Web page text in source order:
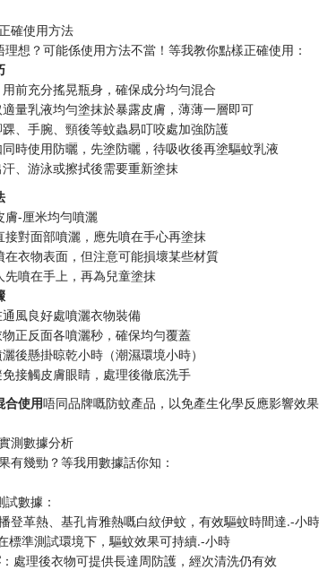
確使用方法
想？可能係使用方法不當！等我教你點樣正確使用：
用前充分搖晃瓶身，確保成分均勻混合
量乳液均勻塗抹於暴露皮膚，薄薄一層即可
踝、手腕、頸後等蚊蟲易叮咬處加強防護
同時使用防曬，先塗防曬，待吸收後再塗驅蚊乳液
汗、游泳或擦拭後需要重新塗抹
膚-厘米均勻噴灑
接對面部噴灑，應先噴在手心再塗抹
在衣物表面，但注意可能損壞某些材質
先噴在手上，再為兒童塗抹
通風良好處噴灑衣物裝備
物正反面各噴灑秒，確保均勻覆蓋
灑後懸掛晾乾小時（潮濕環境小時）
免接觸皮膚眼睛，處理後徹底洗手
合使用​唔同品牌嘅防蚊產品，以免產生化學反應影響效果
測數據分析
有幾勁？等我用數據話你知：
數據：
登革熱、基孔肯雅熱嘅白紋伊蚊，有效驅蚊時間達.-小時
標準測試環境下，驅蚊效果可持續.-小時
​：處理後衣物可提供長達周防護，經次清洗仍有效